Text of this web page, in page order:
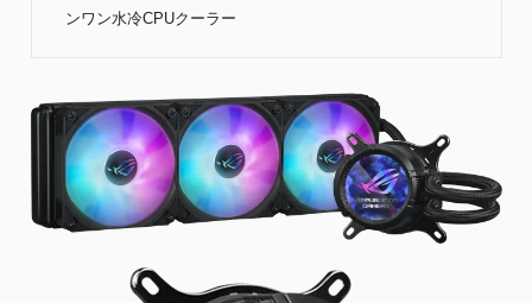
ンワン水冷CPUクーラー